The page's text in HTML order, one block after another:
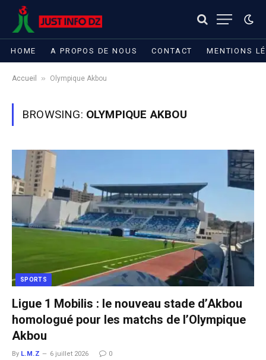
HOME A PROPOS DE NOUS CONTACT MENTIONS
Accueil » Olympique Akbou
BROWSING: OLYMPIQUE AKBOU
SPORTS
Ligue 1 Mobilis : le nouveau stade d’Akbou
homologué pour les matchs de l’Olympique
Akbou
By L.M.Z 6 juillet 2026 0